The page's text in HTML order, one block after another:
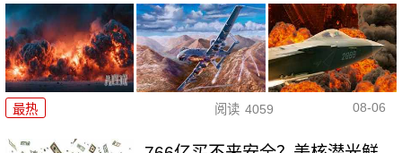
最热 阅读 4059 08-06